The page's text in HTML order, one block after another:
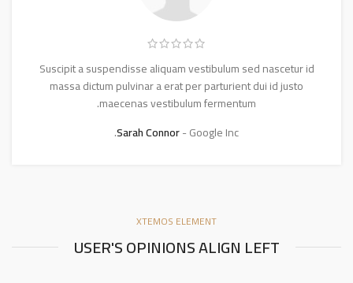
Suscipit a suspendisse aliquam vestibulum sed nascetur id
massa dictum pulvinar a erat per parturient dui id justo
maecenas vestibulum fermentum.
Sarah Connor Google Inc.
XTEMOS ELEMENT
USER'S OPINIONS ALIGN LEFT